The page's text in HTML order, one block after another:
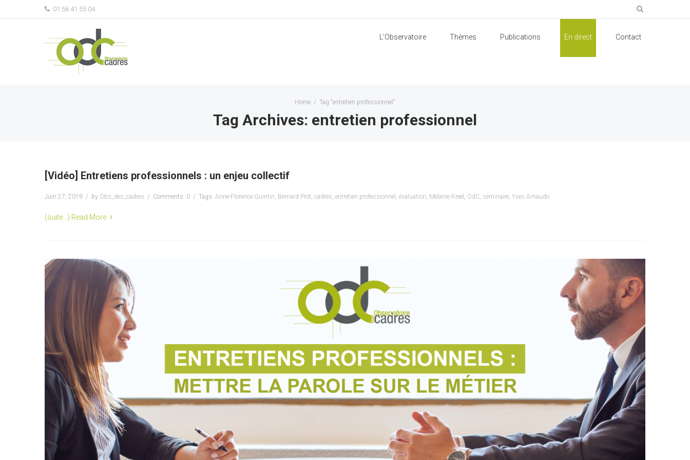
01 56 41 55 04
L’Observatoire Thèmes Publications En direct Contact
Home / Tag "entretien professionnel"
Tag Archives: entretien professionnel
[Vidéo] Entretiens professionnels : un enjeu collectif
Juin 27, 2019 by Obs_des_cadres Comments: 0 Tags: Anne-Florence Quintin, Bernard Prot, cadres, entretien professionnel , évaluation, Mélanie Kreel , OdC, séminaire, Yves Arnaudo
(suite…) Read More